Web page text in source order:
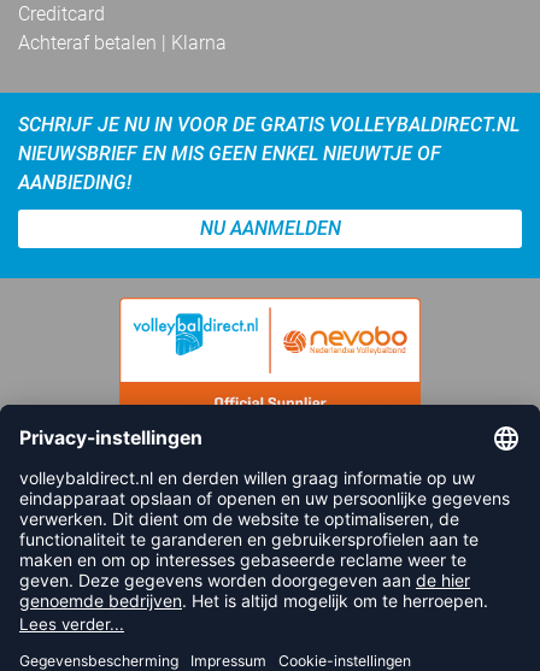
Creditcard
Achteraf betalen | Klarna
SCHRIJF JE NU IN VOOR DE GRATIS VOLLEYBALDIRECT.NL
NIEUWSBRIEF EN MIS GEEN ENKEL NIEUWTJE OF
AANBIEDING!
NU AANMELDEN
FOLLOW US